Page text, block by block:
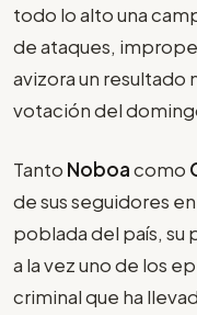
todo lo alto una
de ataques,
avizora un resultado
votación del
Tanto Noboacomo
de sus seguidores
poblada del país,
a la vez uno de los
criminal que ha